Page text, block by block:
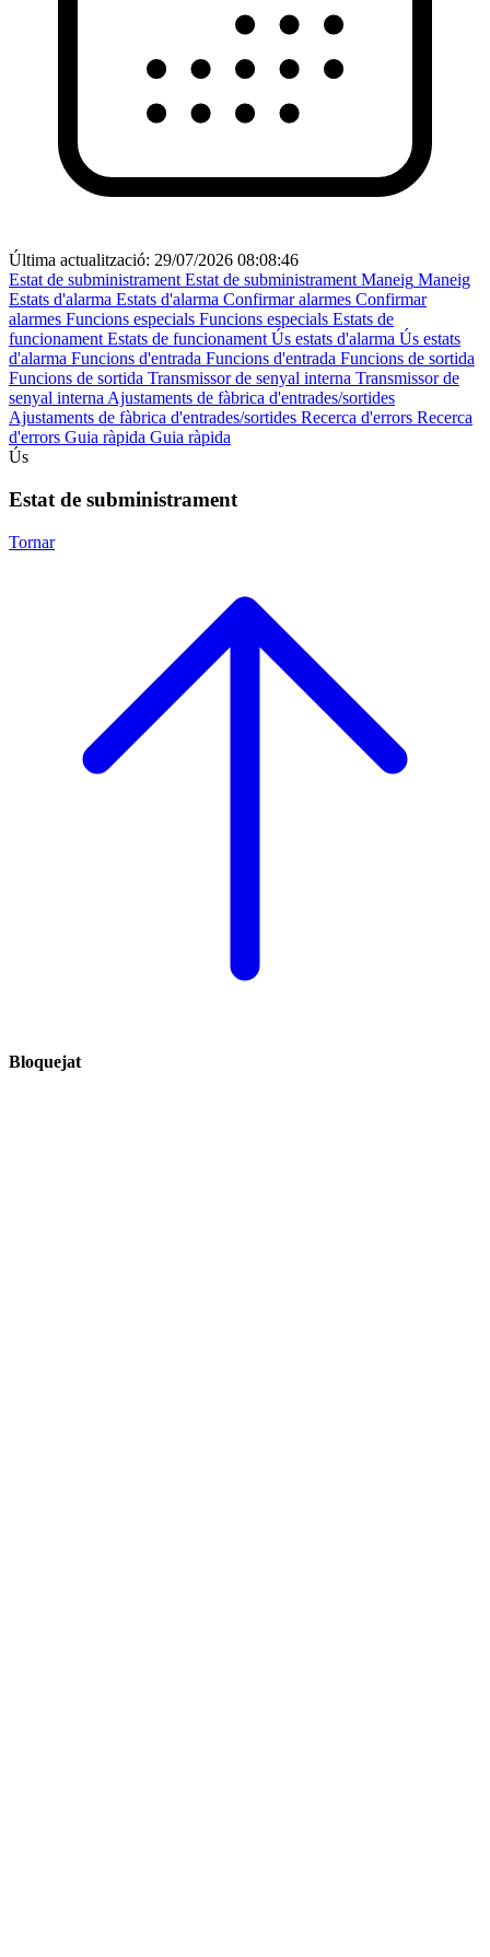
Última actualització: 29/07/2026 08:08:46
Estat de subministrament Estat de subministrament Maneig Maneig
Estats d'alarma Estats d'alarma Confirmar alarmes Confirmar
alarmes Funcions especials Funcions especials Estats de
funcionament Estats de funcionament Ús estats d'alarma Ús estats
d'alarma Funcions d'entrada Funcions d'entrada Funcions de sortida
Funcions de sortida Transmissor de senyal interna Transmissor de
senyal internaAjustaments de fàbrica d'entrades/sortides
Ajustaments de fàbrica d'entrades/sortides Recerca d'errors Recerca
d'errors Guia ràpida Guia ràpida
Ús
Estat de subministrament
Tornar
Bloquejat